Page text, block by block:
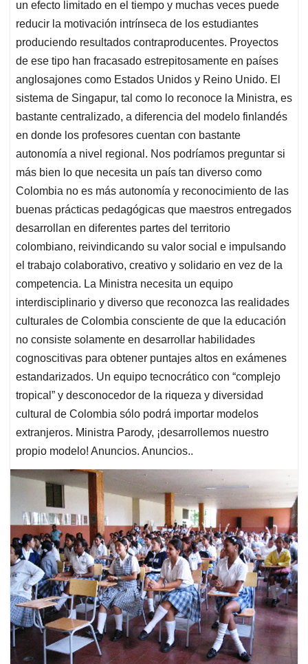
un efecto limitado en el tiempo y muchas veces puede
reducir la motivación intrínseca de los estudiantes
produciendo resultados contraproducentes. Proyectos
de ese tipo han fracasado estrepitosamente en países
anglosajones como Estados Unidos y Reino Unido. El
sistema de Singapur, tal como lo reconoce la Ministra, es
bastante centralizado, a diferencia del modelo finlandés
en donde los profesores cuentan con bastante
autonomía a nivel regional. Nos podríamos preguntar si
más bien lo que necesita un país tan diverso como
Colombia no es más autonomía y reconocimiento de las
buenas prácticas pedagógicas que maestros entregados
desarrollan en diferentes partes del territorio
colombiano, reivindicando su valor social e impulsando
el trabajo colaborativo, creativo y solidario en vez de la
competencia. La Ministra necesita un equipo
interdisciplinario y diverso que reconozca las realidades
culturales de Colombia consciente de que la educación
no consiste solamente en desarrollar habilidades
cognoscitivas para obtener puntajes altos en exámenes
estandarizados. Un equipo tecnocrático con “complejo
tropical” y desconocedor de la riqueza y diversidad
cultural de Colombia sólo podrá importar modelos
extranjeros. Ministra Parody, ¡desarrollemos nuestro
propio modelo! Anuncios. Anuncios..